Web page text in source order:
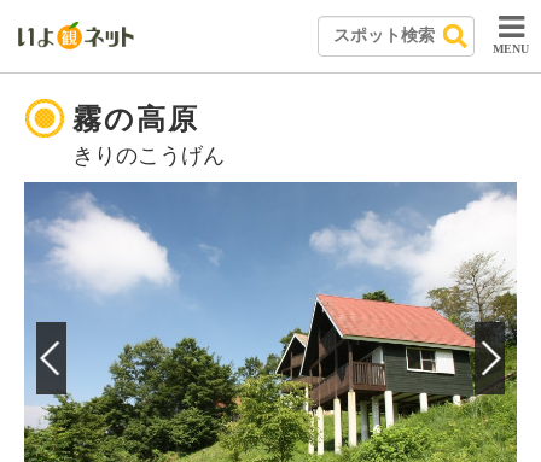
MENU
霧の高原
きりのこうげん